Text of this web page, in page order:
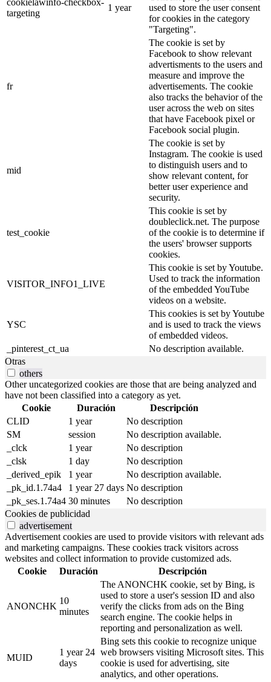
cookielawinfo-checkbox-
targeting
1 year
used to store the user consent
for cookies in the category
"Targeting".
fr
The cookie is set by
Facebook to show relevant
advertisments to the users and
measure and improve the
advertisements. The cookie
also tracks the behavior of the
user across the web on sites
that have Facebook pixel or
Facebook social plugin.
mid
The cookie is set by
Instagram. The cookie is used
to distinguish users and to
show relevant content, for
better user experience and
security.
test_cookie
This cookie is set by
doubleclick.net. The purpose
of the cookie is to determine if
the users' browser supports
cookies.
VISITOR_INFO1_LIVE
This cookie is set by Youtube.
Used to track the information
of the embedded YouTube
videos on a website.
YSC
This cookies is set by Youtube
and is used to track the views
of embedded videos.
_pinterest_ct_ua
No description available.
Otras
others
Other uncategorized cookies are those that are being analyzed and
have not been classified into a category as yet.
Cookie
Duración
Descripción
CLID
1 year
No description
SM
session
No description available.
_clck
1 year
No description
_clsk
1 day
No description
_derived_epik
1 year
No description available.
_pk_id.1.74a4
1 year 27 days No description
_pk_ses.1.74a4 30 minutes
No description
Cookies de publicidad
advertisement
Advertisement cookies are used to provide visitors with relevant ads
and marketing campaigns. These cookies track visitors across
websites and collect information to provide customized ads.
Cookie
Duración Descripción
ANONCHK
10
minutes
The ANONCHK cookie, set by Bing, is
used to store a user's session ID and also
verify the clicks from ads on the Bing
search engine. The cookie helps in
reporting and personalization as well.
MUID
1 year 24
days
Bing sets this cookie to recognize unique
web browsers visiting Microsoft sites. This
cookie is used for advertising, site
analytics, and other operations.